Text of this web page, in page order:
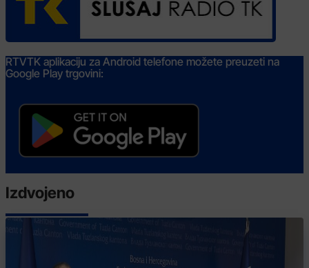
RTVTK aplikaciju za Android telefone možete preuzeti na
Google Play trgovini:
Izdvojeno